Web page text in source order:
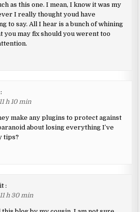
as this one. I mean, I know it was my
I really thought youd have
to say. All I hear is a bunch of whining
you may fix should you werent too
h 10 min
make any plugins to protect against
about losing everything I’ve
tips?
:
h 30 min